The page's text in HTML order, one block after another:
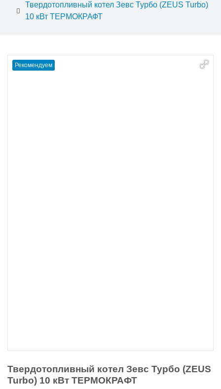
Твердотопливный котел Зевс Турбо (ZEUS Turbo)
10 кВт ТЕРМОКРАФТ
Рекомендуем
Твердотопливный котел Зевс Турбо (ZEUS
Turbo) 10 кВт ТЕРМОКРАФТ